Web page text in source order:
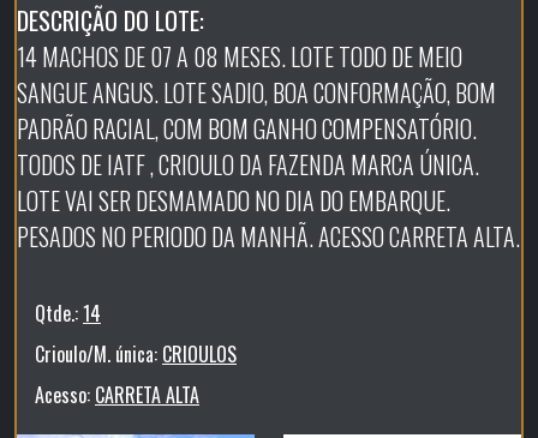
DESCRIÇÃO DO LOTE:
14 MACHOS DE 07 A 08 MESES. LOTE TODO DE MEIO
SANGUE ANGUS. LOTE SADIO, BOA CONFORMAÇÃO, BOM
PADRÃO RACIAL, COM BOM GANHO COMPENSATÓRIO.
TODOS DE IATF , CRIOULO DA FAZENDA MARCA ÚNICA.
LOTE VAI SER DESMAMADO NO DIA DO EMBARQUE.
PESADOS NO PERIODO DA MANHÃ. ACESSO CARRETA ALTA.
Qtde.:14
Crioulo/M. única: CRIOULOS
Acesso: CARRETA ALTA